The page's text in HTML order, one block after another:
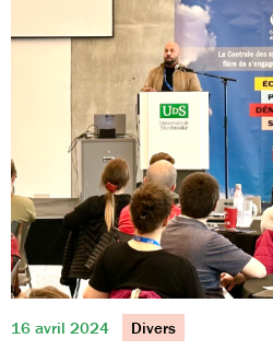
16 avril 2024 Divers